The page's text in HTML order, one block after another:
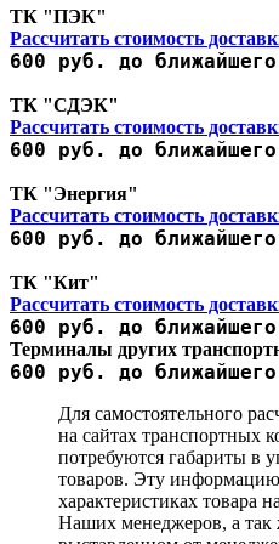
ТК "ПЭК"
Рассчитать стоимость
600 руб. до
ТК "СДЭК"
Рассчитать стоимость
600 руб. до
ТК "Энергия"
Рассчитать стоимость
600 руб. до
ТК "Кит"
Рассчитать стоимость
600 руб. до
Терминалы других
600 руб. до
Для самостоятельного
на сайтах транспортных
потребуются габариты в
товаров. Эту
характеристиках товара
Наших менеджеров, а так